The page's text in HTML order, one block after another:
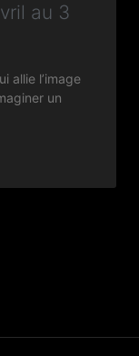
au 3
allie l’image
un